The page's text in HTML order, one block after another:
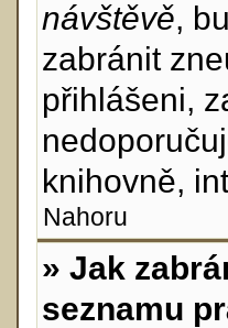
návštěvě,
zabránit
přihlášeni,
knihovně,
Nahoru
» Jak
seznamu